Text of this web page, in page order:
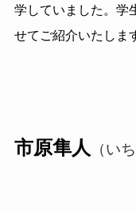
学していました。学
せてご紹介いたしま
市原隼人 （い